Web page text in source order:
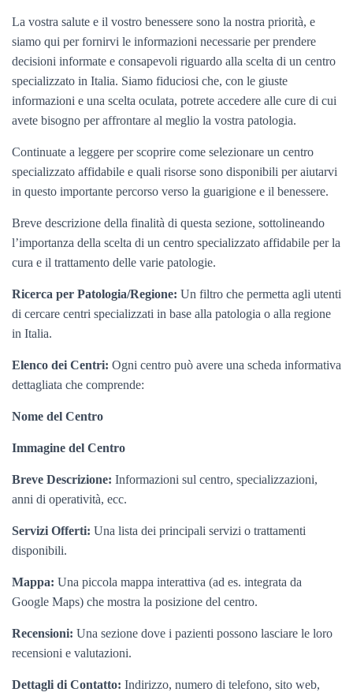
La vostra salute e il vostro benessere sono la nostra priorità, e
siamo qui per fornirvi le informazioni necessarie per prendere
decisioni informate e consapevoli riguardo alla scelta di un centro
specializzato in Italia. Siamo fiduciosi che, con le giuste
informazioni e una scelta oculata, potrete accedere alle cure di cui
avete bisogno per affrontare al meglio la vostra patologia.
Continuate a leggere per scoprire come selezionare un centro
specializzato affidabile e quali risorse sono disponibili per aiutarvi
in questo importante percorso verso la guarigione e il benessere.
Breve descrizione della finalità di questa sezione, sottolineando
l’importanza della scelta di un centro specializzato affidabile per la
cura e il trattamento delle varie patologie.
Ricerca per Patologia/Regione: Un filtro che permetta agli utenti
di cercare centri specializzati in base alla patologia o alla regione
in Italia.
Elenco dei Centri: Ogni centro può avere una scheda informativa
dettagliata che comprende:
Nome del Centro
Immagine del Centro
Breve Descrizione: Informazioni sul centro, specializzazioni,
anni di operatività, ecc.
Servizi Offerti: Una lista dei principali servizi o trattamenti
disponibili.
Mappa: Una piccola mappa interattiva (ad es. integrata da
Google Maps) che mostra la posizione del centro.
Recensioni: Una sezione dove i pazienti possono lasciare le loro
recensioni e valutazioni.
Dettagli di Contatto: Indirizzo, numero di telefono, sito web,